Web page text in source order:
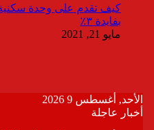
كيف تقدم على وحدة سكنية
بفايدة ٣٪
مايو 21, 2021